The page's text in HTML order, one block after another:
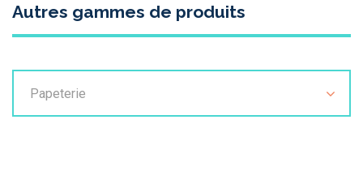
Autres gammes de produits
Papeterie